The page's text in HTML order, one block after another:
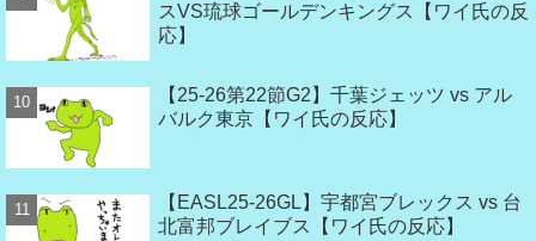
スVS琉球ゴールデンキングス【ワイ氏の反
応】
【25-26第22節G2】千葉ジェッツ vs アル
バルク東京【ワイ氏の反応】
【EASL25-26GL】宇都宮ブレックス vs 台
北富邦ブレイブス【ワイ氏の反応】